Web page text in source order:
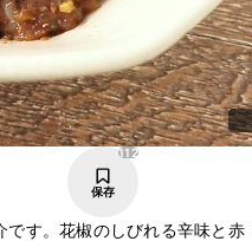
112
保存
す。花椒のしびれる辛味と赤